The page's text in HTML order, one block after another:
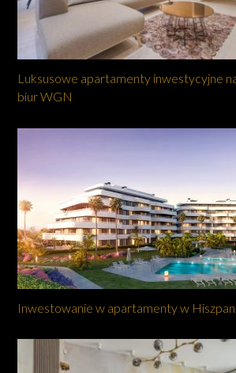
Luksusowe apartamenty inwestycyjne
biur WGN
Inwestowanie w apartamenty w